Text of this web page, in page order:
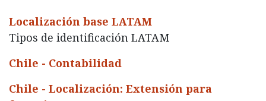
Localización base LATAM
Tipos de identificación LATAM
Chile - Contabilidad
Chile - Localización: Extensión para